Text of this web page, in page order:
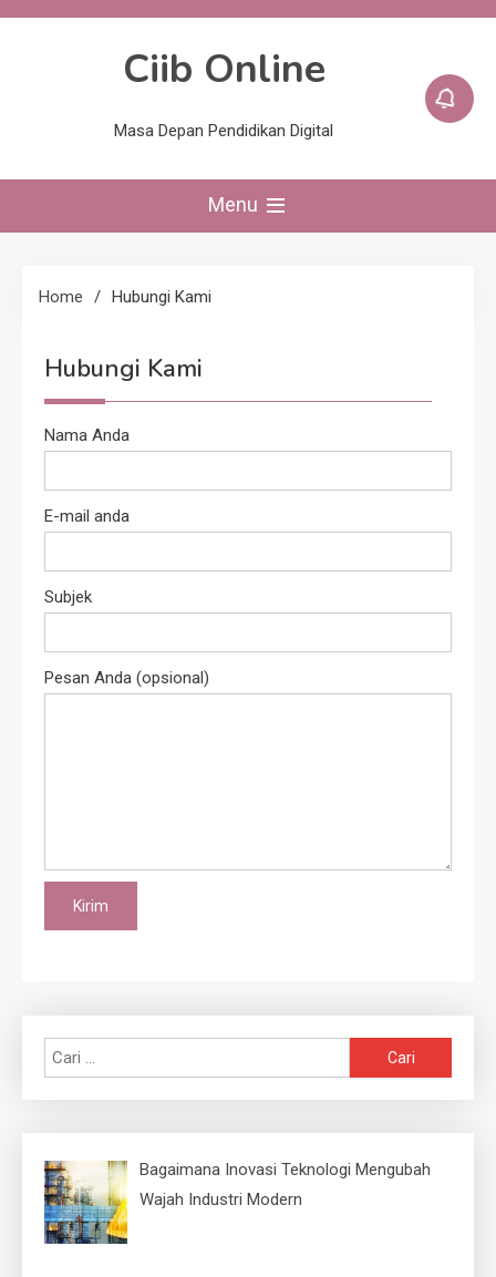
Skip
Ciib Online
Masa Depan Pendidikan Digital
Menu
Home Hubungi Kami
Hubungi Kami
Nama Anda
E-mail anda
Subjek
Pesan Anda (opsional)
untuk:
Bagaimana Inovasi Teknologi Mengubah
Wajah Industri Modern